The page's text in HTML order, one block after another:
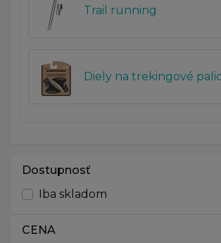
Trail running
Diely na trekingové
Dostupnosť
Iba skladom
CENA